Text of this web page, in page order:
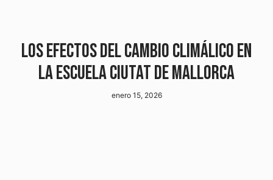
LOS EFECTOS DEL CAMBIO CLIMÁLICO EN
LA ESCUELA CIUTAT DE MALLORCA
enero 15, 2026